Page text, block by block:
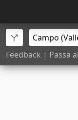
Feedback | Passa